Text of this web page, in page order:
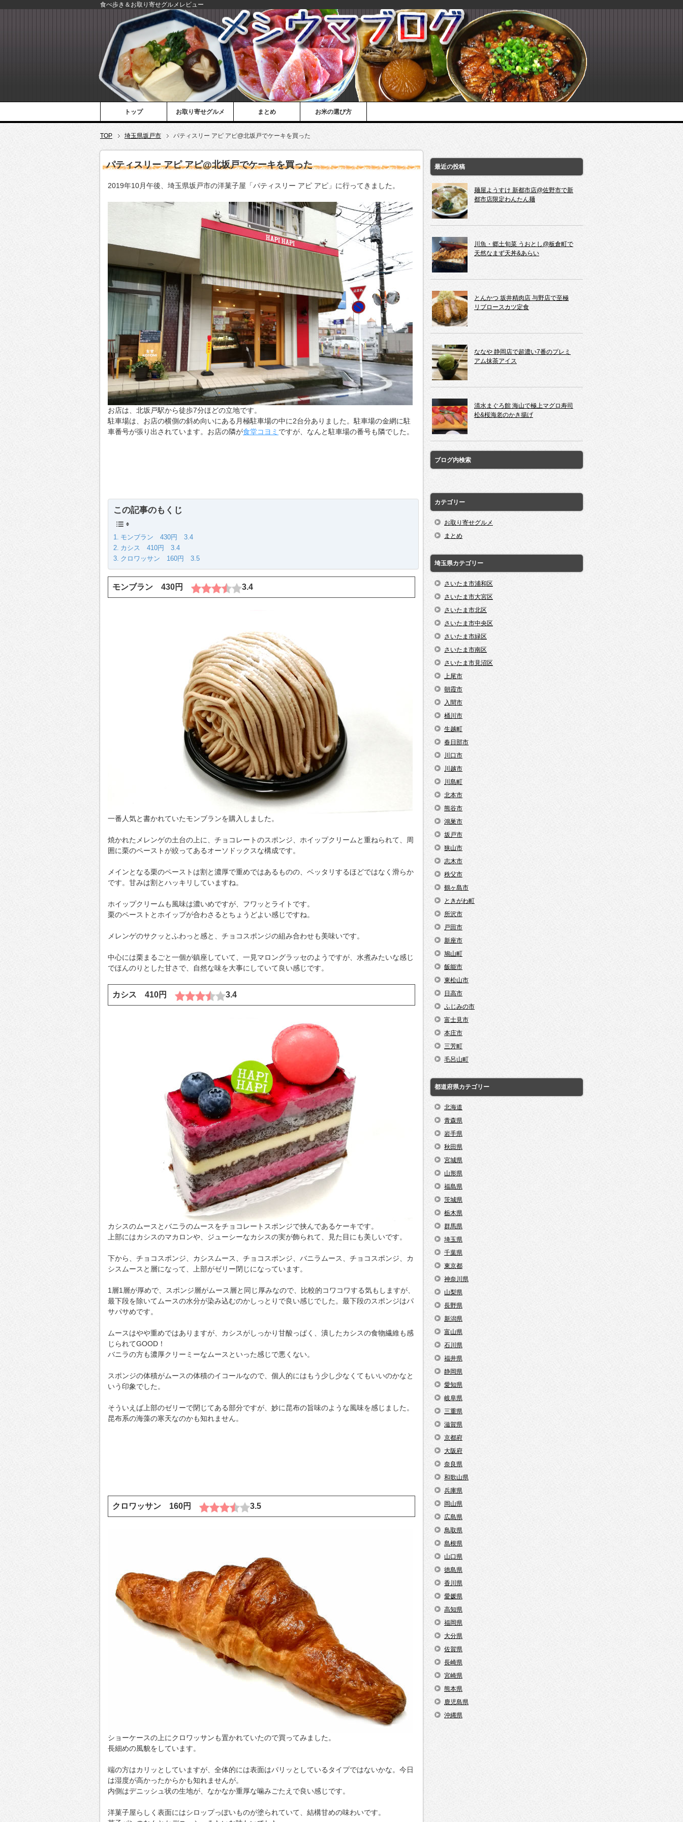
食べ歩き＆お取り寄せグルメレビュー
トップ お取り寄せグルメ まとめ お米の選び方
TOP 埼玉県坂戸市 パティスリー アピ アピ@北坂戸でケーキを買った
パティスリー アピ アピ@北坂戸でケーキを買った
2019年10月午後、埼玉県坂戸市の洋菓子屋「パティスリー アピ アピ」に行ってきました。
お店は、北坂戸駅から徒歩7分ほどの立地です。
駐車場は、お店の横側の斜め向いにある月極駐車場の中に2台分ありました。駐車場の金網に駐
車番号が張り出されています。お店の隣が食堂コヨミ ですが、なんと駐車場の番号も隣でした。
この記事のもくじ
モンブラン 430円 3.4
カシス 410円 3.4
クロワッサン 160円 3.5
モンブラン 430円 3.4
一番人気と書かれていたモンブランを購入しました。
焼かれたメレンゲの土台の上に、チョコレートのスポンジ、ホイップクリームと重ねられて、周
囲に栗のペーストが絞ってあるオーソドックスな構成です。
メインとなる栗のペーストは割と濃厚で重めではあるものの、ベッタリするほどではなく滑らか
です。甘みは割とハッキリしていますね。
ホイップクリームも風味は濃いめですが、フワッとライトです。
栗のペーストとホイップが合わさるとちょうどよい感じですね。
メレンゲのサクッとふわっと感と、チョコスポンジの組み合わせも美味いです。
中心には栗まるごと一個が鎮座していて、一見マロングラッセのようですが、水煮みたいな感じ
でほんのりとした甘さで、自然な味を大事にしていて良い感じです。
カシス 410円 3.4
カシスのムースとバニラのムースをチョコレートスポンジで挟んであるケーキです。
上部にはカシスのマカロンや、ジューシーなカシスの実が飾られて、見た目にも美しいです。
下から、チョコスポンジ、カシスムース、チョコスポンジ、バニラムース、チョコスポンジ、カ
シスムースと層になって、上部がゼリー閉じになっています。
1層1層が厚めで、スポンジ層がムース層と同じ厚みなので、比較的コワコワする気もしますが、
最下段を除いてムースの水分が染み込むのかしっとりで良い感じでした。最下段のスポンジはパ
サパサめです。
ムースはやや重めではありますが、カシスがしっかり甘酸っぱく、潰したカシスの食物繊維も感
じられてGOOD！
バニラの方も濃厚クリーミーなムースといった感じで悪くない。
スポンジの体積がムースの体積のイコールなので、個人的にはもう少し少なくてもいいのかなと
いう印象でした。
そういえば上部のゼリーで閉じてある部分ですが、妙に昆布の旨味のような風味を感じました。
昆布系の海藻の寒天なのかも知れません。
クロワッサン 160円 3.5
ショーケースの上にクロワッサンも置かれていたので買ってみました。
長細めの風貌をしています。
端の方はカリッとしていますが、全体的には表面はパリッとしているタイプではないかな。今日
は湿度が高かったからかも知れませんが。
内側はデニッシュ状の生地が、なかなか重厚な噛みごたえで良い感じです。
洋菓子屋らしく表面にはシロップっぽいものが塗られていて、結構甘めの味わいです。
最近の投稿
麺屋ようすけ 新都市店@佐野市で新
都市店限定わんたん麺
川魚・郷土旬菜 うおとし@板倉町で
天然なまず天丼&あらい
とんかつ 坂井精肉店 与野店で至極
リブロースカツ定食
ななや 静岡店で超濃い7番のプレミ
アム抹茶アイス
清水まぐろ館 海山で極上マグロ寿司
松&桜海老のかき揚げ
ブログ内検索
カテゴリー
お取り寄せグルメ
まとめ
埼玉県カテゴリー
さいたま市浦和区
さいたま市大宮区
さいたま市北区
さいたま市中央区
さいたま市緑区
さいたま市南区
さいたま市見沼区
上尾市
朝霞市
入間市
桶川市
生越町
春日部市
川口市
川越市
川島町
北本市
熊谷市
鴻巣市
坂戸市
狭山市
志木市
秩父市
鶴ヶ島市
ときがわ町
所沢市
戸田市
新座市
鳩山町
飯能市
東松山市
日高市
ふじみの市
富士見市
本庄市
三芳町
毛呂山町
都道府県カテゴリー
北海道
青森県
岩手県
秋田県
宮城県
山形県
福島県
茨城県
栃木県
群馬県
埼玉県
千葉県
東京都
神奈川県
山梨県
長野県
新潟県
富山県
石川県
福井県
静岡県
愛知県
岐阜県
三重県
滋賀県
京都府
大阪府
奈良県
和歌山県
兵庫県
岡山県
広島県
鳥取県
島根県
山口県
徳島県
香川県
愛媛県
高知県
福岡県
大分県
佐賀県
長崎県
宮崎県
熊本県
鹿児島県
沖縄県